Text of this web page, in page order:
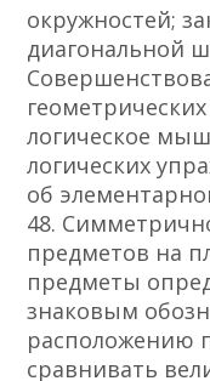
окружностей;
диагональной
логическое
логических
об
48.
предметов на
предметы
знаковым
расположению
сравнивать